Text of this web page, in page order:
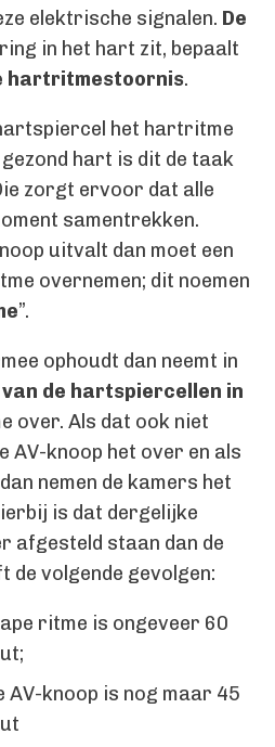
elektrische signalen. De
in het hart zit, bepaalt
hartritmestoornis.
het hartritme
hart is dit de taak
zorgt ervoor dat alle
samentrekken.
uitvalt dan moet een
overnemen; dit noemen
”.
ophoudt dan neemt in
van de hartspiercellen in
over. Als dat ook niet
AV-knoop het over en als
nemen de kamers het
is dat dergelijke
afgesteld staan dan de
de volgende gevolgen:
ritme is ongeveer 60
AV-knoop is nog maar 45